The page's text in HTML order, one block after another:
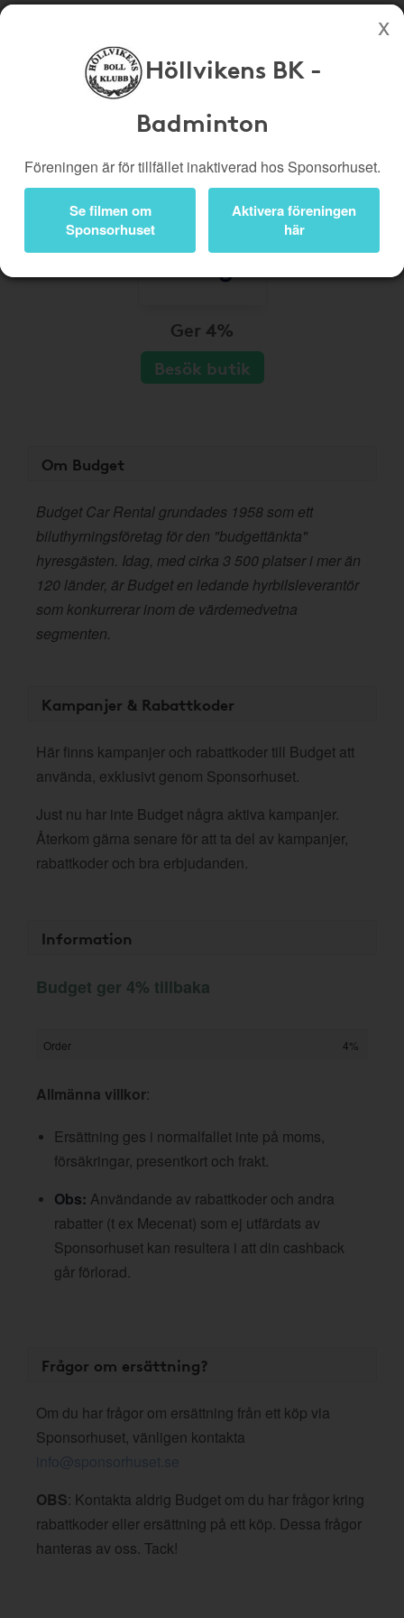
Köp genom denna sida stöttar Höllvikens BK - Badminton
Bli medlem
Logga in
Höllvikens BK -
Badminton
Föreningen är för tillfället inaktiverad hos Sponsorhuset.
Se filmen om
Sponsorhuset
Aktivera föreningen
här
Ger 4%
Besök butik
Om Budget
Budget Car Rental grundades 1958 som ett
biluthyrningsföretag för den "budgettänkta"
hyresgästen. Idag, med cirka 3 500 platser i mer än
120 länder, är Budget en ledande hyrbilsleverantör
som konkurrerar inom de värdemedvetna
segmenten.
Kampanjer & Rabattkoder
Här finns kampanjer och rabattkoder till Budget att
använda, exklusivt genom Sponsorhuset.
Just nu har inte Budget några aktiva kampanjer.
Återkom gärna senare för att ta del av kampanjer,
rabattkoder och bra erbjudanden.
Information
Budget ger 4% tillbaka
Order 4%
Allmänna villkor:
Ersättning ges i normalfallet inte på moms,
försäkringar, presentkort och frakt.
Obs: Användande av rabattkoder och andra
rabatter (t ex Mecenat) som ej utfärdats av
Sponsorhuset kan resultera i att din cashback
går förlorad.
Frågor om ersättning?
Om du har frågor om ersättning från ett köp via
Sponsorhuset, vänligen kontakta
info@sponsorhuset.se
OBS: Kontakta aldrig Budget om du har frågor kring
rabattkoder eller ersättning på ett köp. Dessa frågor
hanteras av oss. Tack!